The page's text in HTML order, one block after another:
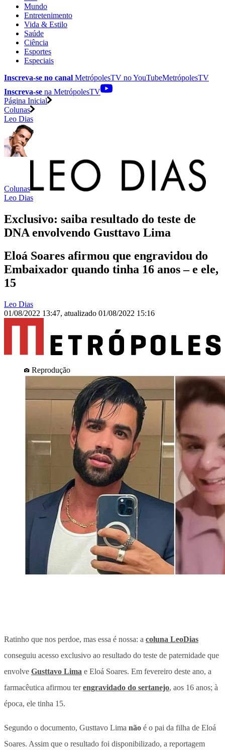
Mundo
Entretenimento
Vida & Estilo
Saúde
Ciência
Esportes
Especiais
Inscreva-se no canal MetrópolesTV noYouTubeMetrópolesTV
Inscreva-se na MetrópolesTV
Página Inicial
Colunas
Leo Dias
Colunas
Leo Dias
Exclusivo: saiba resultado do teste de
DNA envolvendo Gusttavo Lima
Eloá Soares afirmou que engravidou do
Embaixador quando tinha 16 anos – e ele,
15
Leo Dias
01/08/2022 13:47, atualizado 01/08/2022 15:16
Reprodução
Ratinho que nos perdoe, mas essa é nossa: a coluna LeoDias
conseguiu acesso exclusivo ao resultado do teste de paternidade que
envolve Gusttavo Lima e Eloá Soares. Em fevereiro deste ano, a
farmacêutica afirmou terengravidado do sertanejo, aos 16 anos; à
época, ele tinha 15.
Segundo o documento, Gusttavo Lima não é o pai da filha de Eloá
Soares. Assim que o resultado foi disponibilizado, a reportagem